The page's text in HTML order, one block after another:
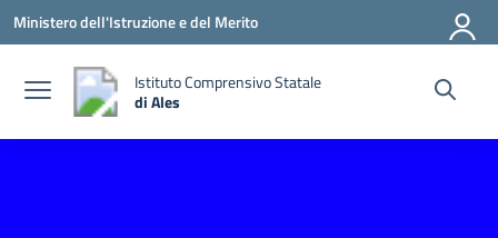
Vai ai contenuti
Vai al menu di navigazione
Vai al footer
Ministero dell'Istruzione e del Merito
Istituto Comprensivo Statale
di Ales